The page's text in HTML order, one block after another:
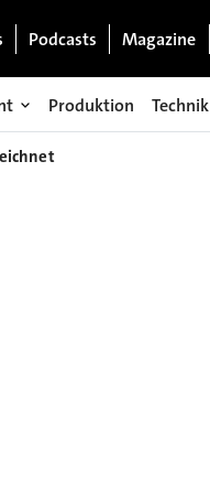
Podcasts Magazine
Produktion Technik